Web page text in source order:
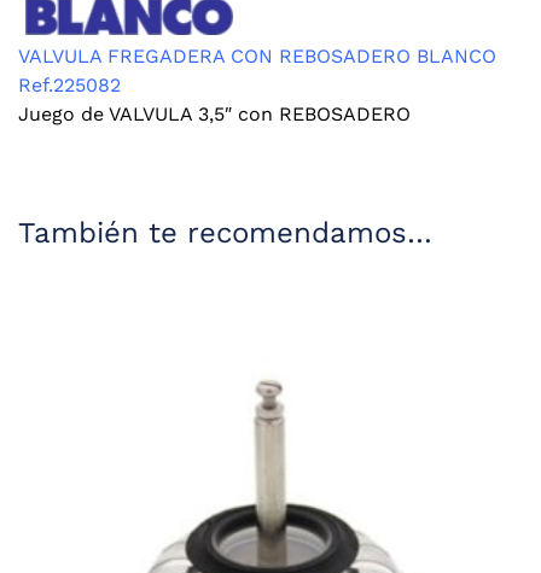
VALVULA FREGADERA CON REBOSADERO BLANCO
Ref.225082
Juego de VALVULA 3,5″ con REBOSADERO
También te recomendamos…